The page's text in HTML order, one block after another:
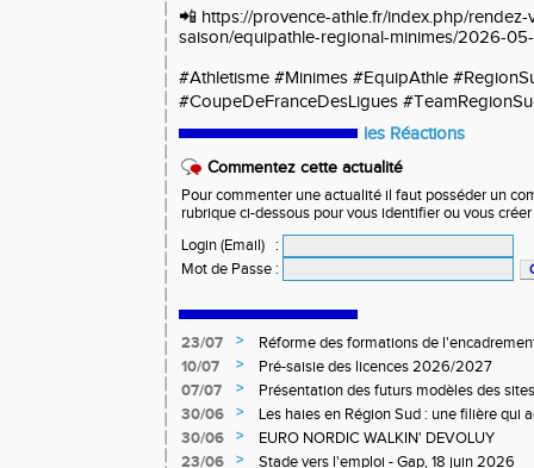
📲 https://provence-athle.fr/index.php/
saison/equipathle-regional-minimes/2026-
#Athletisme #Minimes #EquipAthle
#CoupeDeFranceDesLigues
les Réactions
Commentez cette actualité
Pour commenter une actualité il faut posséder un
rubrique ci-dessous pour vous identifier ou vous
Login (Email)
:
Mot de Passe :
23/07 >
Réforme des formations de
10/07
>
Pré-saisie des licences 2026/2027
07/07
>
Présentation des futurs modèles des
30/06
>
Les haies en Région Sud : une filière qui
30/06
>
EURO NORDIC WALKIN' DEVOLUY
23/06
>
Stade vers l'emploi - Gap, 18 juin 2026